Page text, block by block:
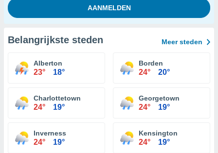
Belangrijkste steden Meer steden
Alberton
23° 18°
Borden
24° 20°
Charlottetown
24° 19°
Georgetown
24° 19°
Inverness
24° 19°
Kensington
24° 19°